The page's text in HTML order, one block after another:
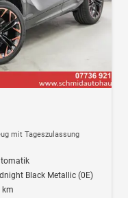
mit Tageszulassung
Black Metallic (0E)
km